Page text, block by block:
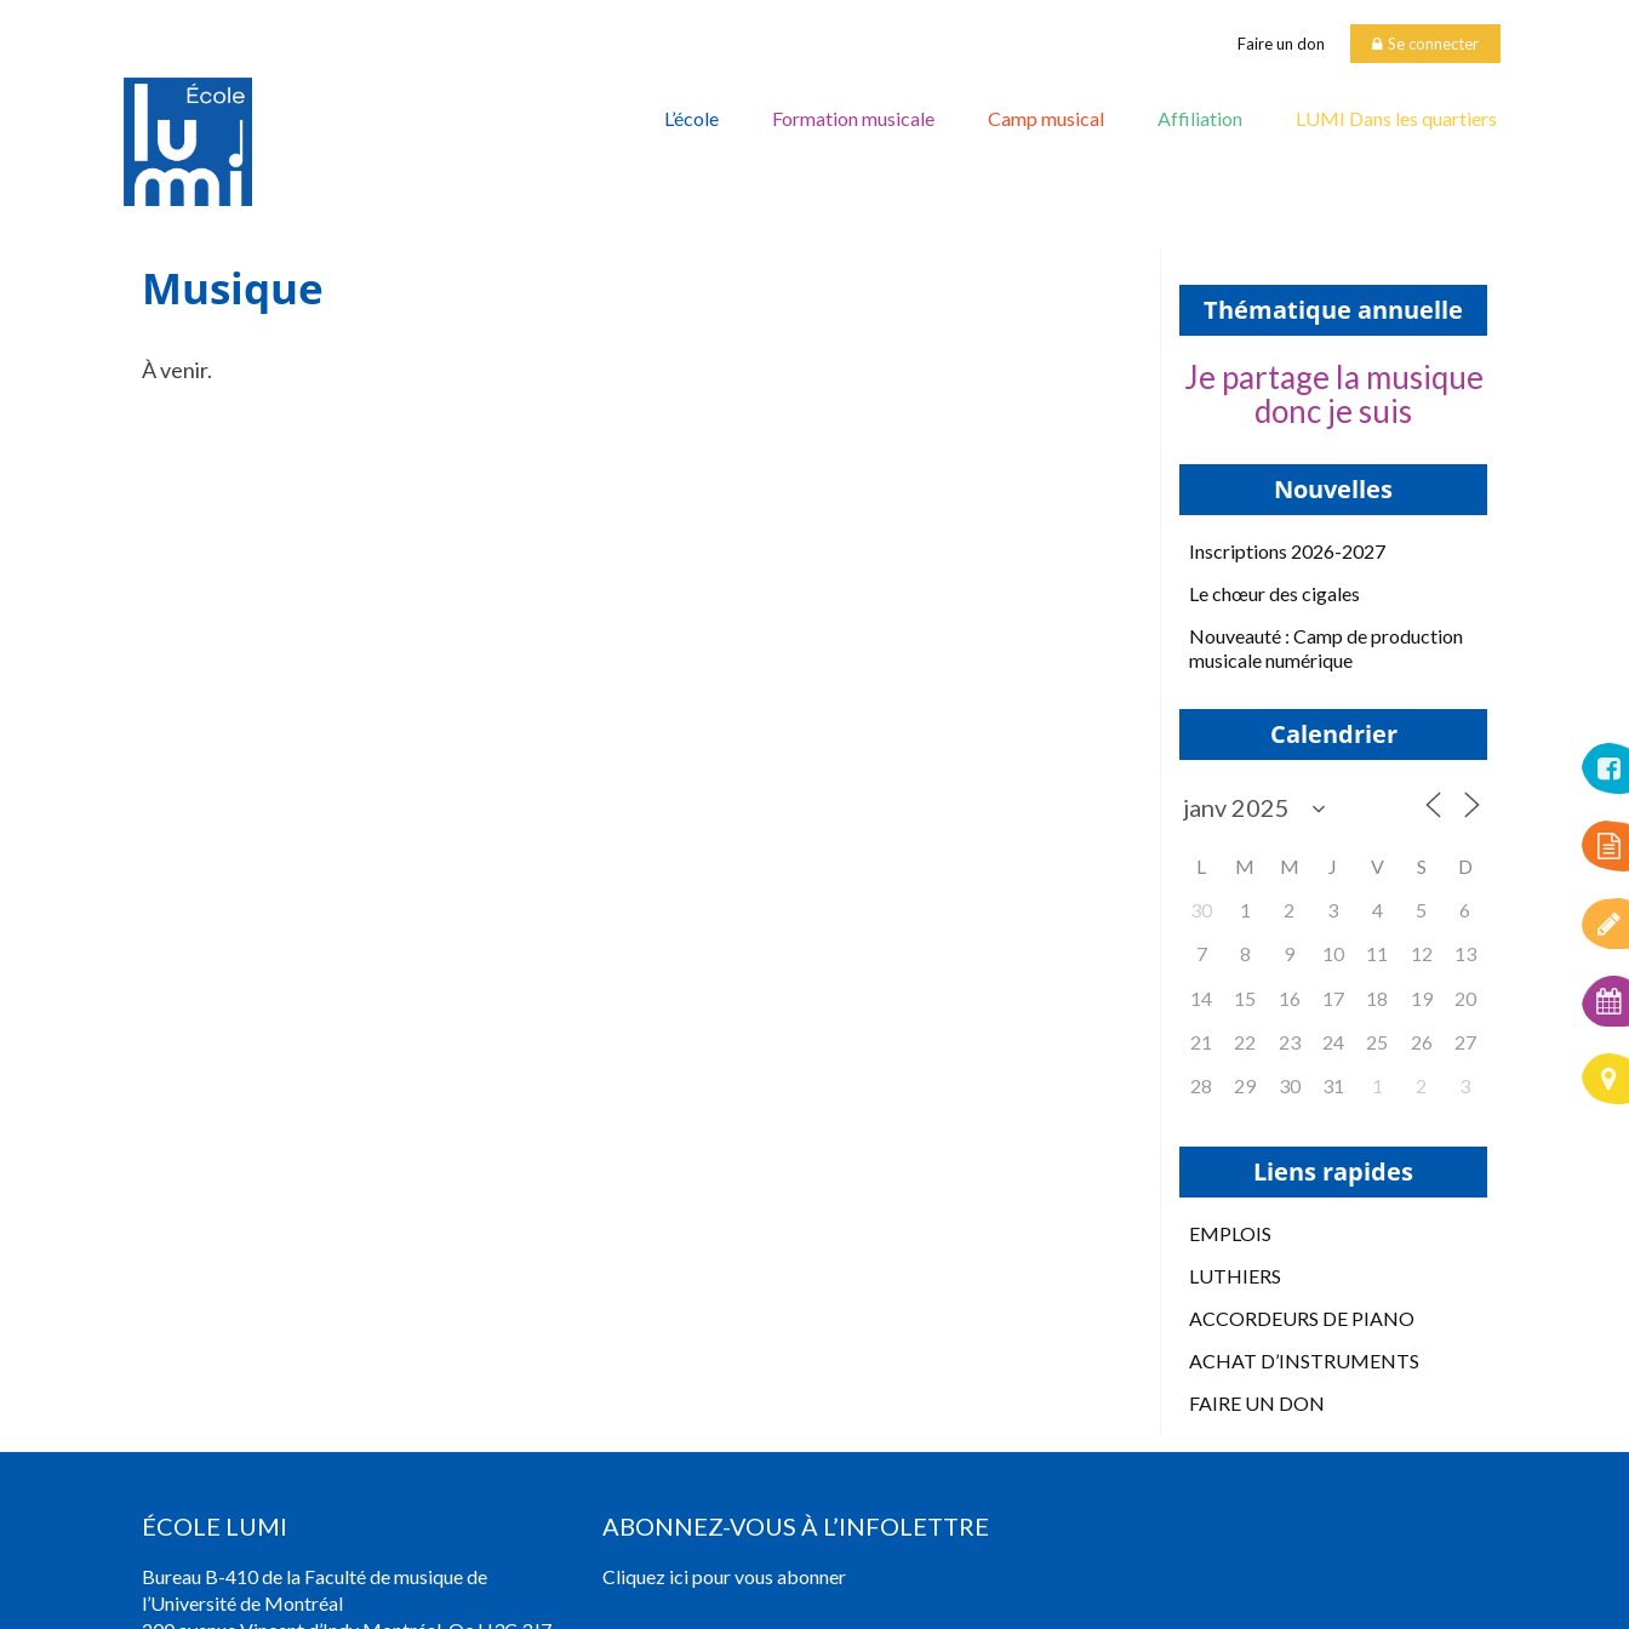
Faire un don Se connecter
content
L’école Formation musicale Camp musical Affiliation LUMI Dans les quartiers
Musique
À venir.
Thématique annuelle
Je partage la musique
donc je suis
Nouvelles
Inscriptions 2026-2027
Le chœur des cigales
Nouveauté : Camp de production
musicale numérique
Calendrier
L M M J V S
D
30
1 2 3 4 5
6
7
8 9 10 11 12
13
14
15 16 17 18 19
20
21
22 23 24 25 26
27
28
29 30 31 1 2 3
Liens rapides
EMPLOIS
LUTHIERS
ACCORDEURS DE PIANO
ACHAT D’INSTRUMENTS
FAIRE UN DON
ÉCOLE LUMI
Bureau B-410 de la Faculté de musique de
l’Université de Montréal
ABONNEZ-VOUS À L’INFOLETTRE
Cliquez ici pour vous abonner